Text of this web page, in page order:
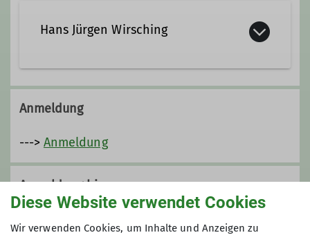
Hans Jürgen Wirsching
Anmeldung
---> Anmeldung
Anmeldung bis
Diese Website verwendet Cookies
Wir verwenden Cookies, um Inhalte und Anzeigen zu